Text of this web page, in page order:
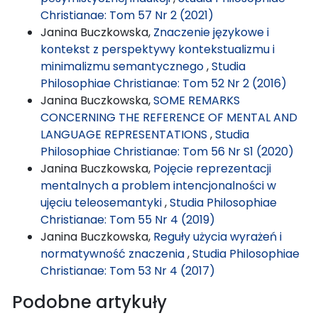
Christianae: Tom 57 Nr 2 (2021)
Janina Buczkowska, Znaczenie językowe i
kontekst z perspektywy kontekstualizmu i
minimalizmu semantycznego,Studia
Philosophiae Christianae: Tom 52 Nr 2 (2016)
Janina Buczkowska,SOME REMARKS
CONCERNING THE REFERENCE OF MENTAL AND
LANGUAGE REPRESENTATIONS ,Studia
Philosophiae Christianae: Tom 56 Nr S1 (2020)
Janina Buczkowska, Pojęcie reprezentacji
mentalnych a problem intencjonalności w
ujęciu teleosemantyki,Studia Philosophiae
Christianae: Tom 55 Nr 4 (2019)
Janina Buczkowska, Reguły użycia wyrażeń i
normatywność znaczenia,Studia Philosophiae
Christianae: Tom 53 Nr 4 (2017)
Podobne artykuły